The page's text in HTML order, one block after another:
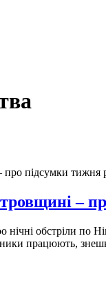
–
нічні обстріли по
працюють,